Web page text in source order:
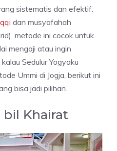
sistematis dan efektif.
dan musyafahah
metode ini cocok untuk
mengaji atau ingin
Sedulur Yogyaku
Ummi di Jogja, berikut ini
bisa jadi pilihan.
bil Khairat